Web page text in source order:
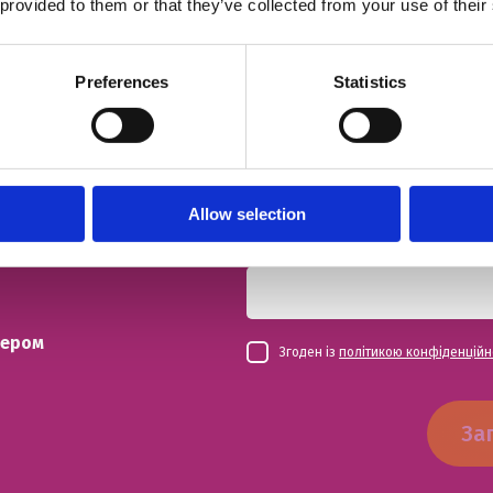
to them or that they’ve collected from your use of
Preferences Statistics
Allow selection
урок
Згоден із політикою